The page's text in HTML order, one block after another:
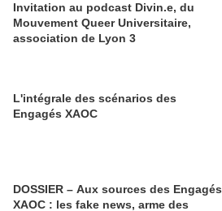
Invitation au podcast Divin.e, du
Mouvement Queer Universitaire,
association de Lyon 3
L'intégrale des scénarios des
Engagés XAOC
DOSSIER – Aux sources des Engagés
XAOC : les fake news, arme des